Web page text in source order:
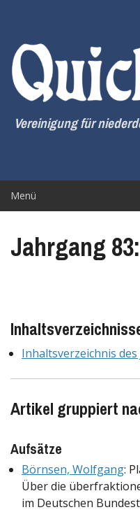
springen
Vereinigung für
Menü
Jahrgang
Inhaltsverzeichnis
Artikel gruppiert
Aufsätze
Börnsen, Wolfgang:
Über die
im Deutschen